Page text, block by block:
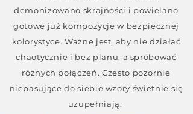
demonizowano skrajności i powielano
gotowe już kompozycje w bezpiecznej
kolorystyce. Ważne jest, aby nie działać
chaotycznie i bez planu, a spróbować
różnych połączeń. Często pozornie
niepasujące do siebie wzory świetnie się
uzupełniają.